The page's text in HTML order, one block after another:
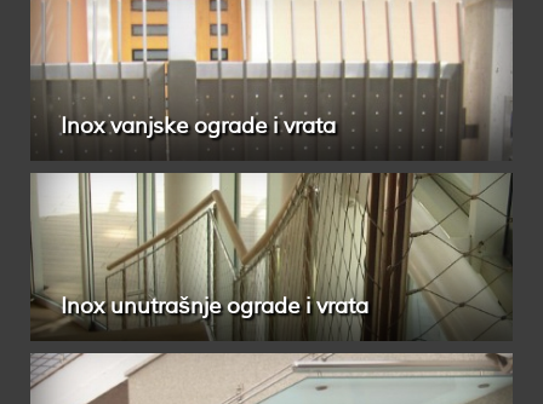
Inox vanjske ograde i vrata
Inox unutrašnje ograde i vrata